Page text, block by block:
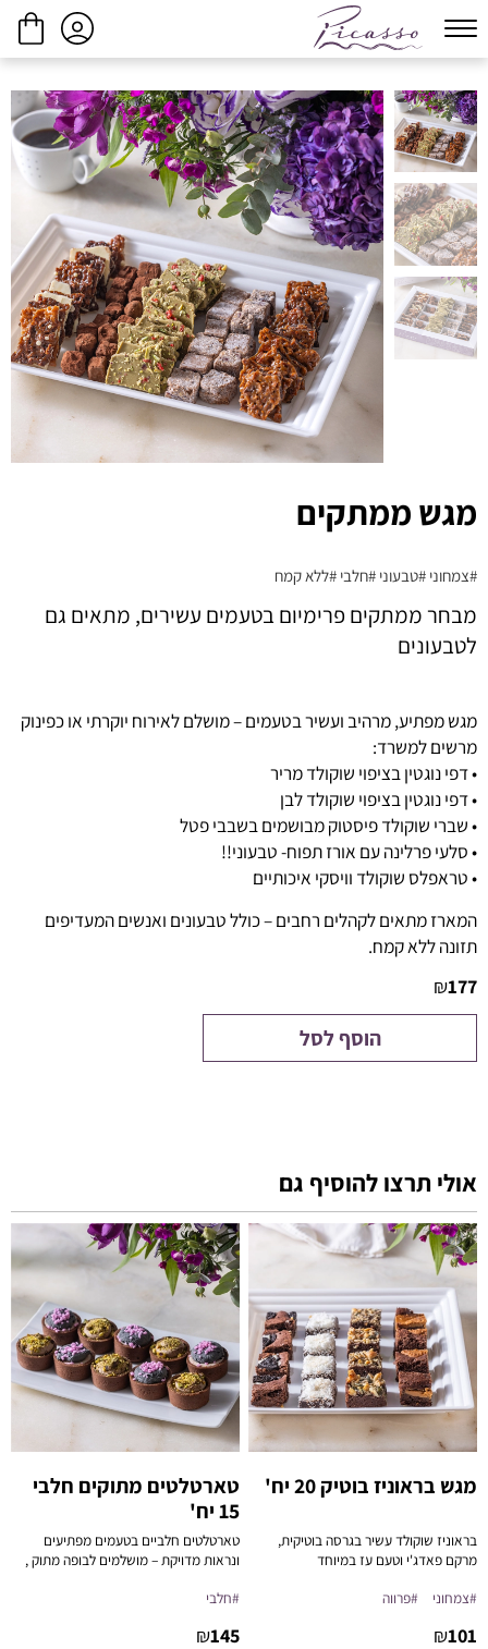
ביצוע הזמנה המשך בקנייה
מגש ממתקים
#צמחוני #טבעוני #חלבי #ללא קמח
מבחר ממתקים פרימיום בטעמים עשירים, מתאים גם
לטבעונים
מגש מפתיע, מרהיב ועשיר בטעמים – מושלם לאירוח יוקרתי או כפינוק
מרשים למשרד:
• דפי נוגטין בציפוי שוקולד מריר
• דפי נוגטין בציפוי שוקולד לבן
• שברי שוקולד פיסטוק מבושמים בשבבי פטל
• סלעי פרלינה עם אורז תפוח- טבעוני!!
• טראפלס שוקולד וויסקי איכותיים
המארז מתאים לקהלים רחבים – כולל טבעונים ואנשים המעדיפים
תזונה ללא קמח.
177
₪
הוסף לסל
אולי תרצו להוסיף גם
מגש בראוניז בוטיק 20 יח'
בראוניז שוקולד עשיר בגרסה בוטיקית,
מרקם פאדג'י וטעם עז במיוחד
#צמחוני
#פרווה
101
₪
טארטלטים מתוקים חלבי
15 יח'
טארטלטים חלביים בטעמים מפתיעים
ונראות מדויקת – מושלמים לבופה מתוק ,
#חלבי
145
₪